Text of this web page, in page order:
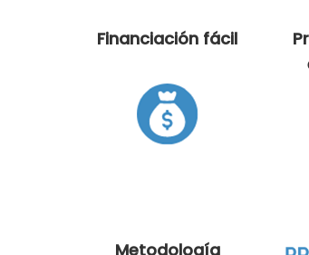
Financiación fácil
Metodología